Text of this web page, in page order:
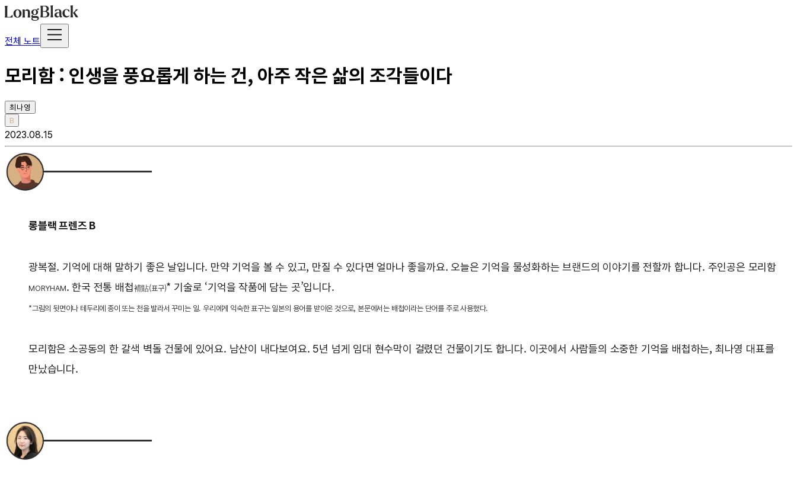
전체 노트
모리함 : 인생을 풍요롭게 하는 건, 아주 작은 삶의 조각들이다
최나영
B
2023.08.15
롱블랙 프렌즈 B
광복절. 기억에 대해 말하기 좋은 날입니다. 만약 기억을 볼 수 있고, 만질 수 있다면 얼마나 좋을까요. 오늘은 기억을 물성화하는 브랜드의 이야기를 전할까 합니다. 주인공은 모리함
MORYHAM. 한국 전통 배첩褙貼(표구)* 기술로 ‘기억을 작품에 담는 곳’입니다.
*그림의 뒷면이나 테두리에 종이 또는 천을 발라서 꾸미는 일. 우리에게 익숙한 표구는 일본의 용어를 받아온 것으로, 본문에서는 배첩이라는 단어를 주로 사용했다.
모리함은 소공동의 한 갈색 벽돌 건물에 있어요. 남산이 내다보여요. 5년 넘게 임대 현수막이 걸렸던 건물이기도 합니다. 이곳에서 사람들의 소중한 기억을 배첩하는, 최나영 대표를
만났습니다.